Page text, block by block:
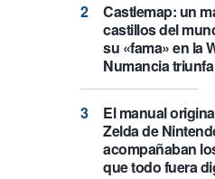
Castlemap: un
castillos del
su «fama» en la
Numancia triunfa
El manual
Zelda de
acompañaban
que todo fuera